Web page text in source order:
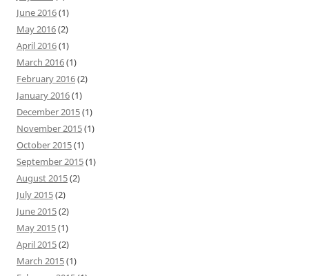
June 2016(1)
May 2016(2)
April 2016(1)
March 2016(1)
February 2016(2)
January 2016(1)
December 2015(1)
November 2015(1)
October 2015(1)
September 2015(1)
August 2015(2)
July 2015(2)
June 2015(2)
May 2015(1)
April 2015(2)
March 2015(1)